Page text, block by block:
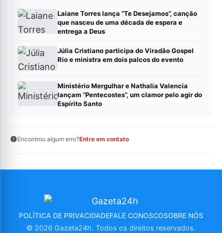
Laiane Torres lança “Te Desejamos”, canção
que nasceu de uma década de espera e
entrega a Deus
Júlia Cristiano participa do Viradão Gospel
Rio e ministra em dois palcos do evento
Ministério Mergulhar e Nathalia Valencia
lançam “Pentecostes”, um clamor pelo agir do
Espírito Santo
Encontrou algum erro?Entre em contato
POLÍTICA DE PRIVACIDADEFALE CONOSCOSOBRE NÓS
© 2026 Gazeta24h. Todos os direitos reservados.